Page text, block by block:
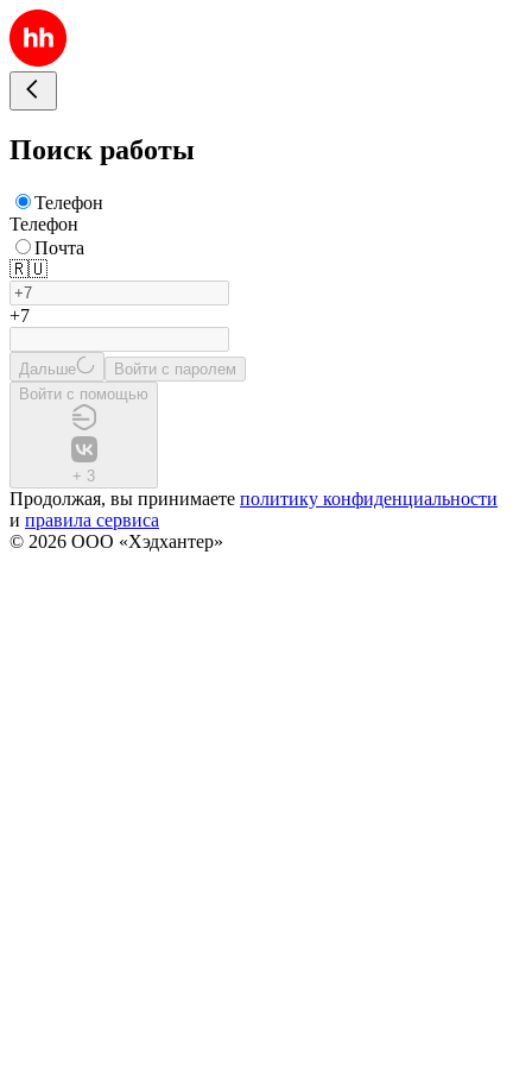
Поиск работы
Телефон
Телефон
Почта
🇷🇺
+7
Дальше
Войти с паролем
Войти с помощью
+ 3
Продолжая, вы принимаете политику конфиденциальности
и правила сервиса
© 2026 ООО «Хэдхантер»